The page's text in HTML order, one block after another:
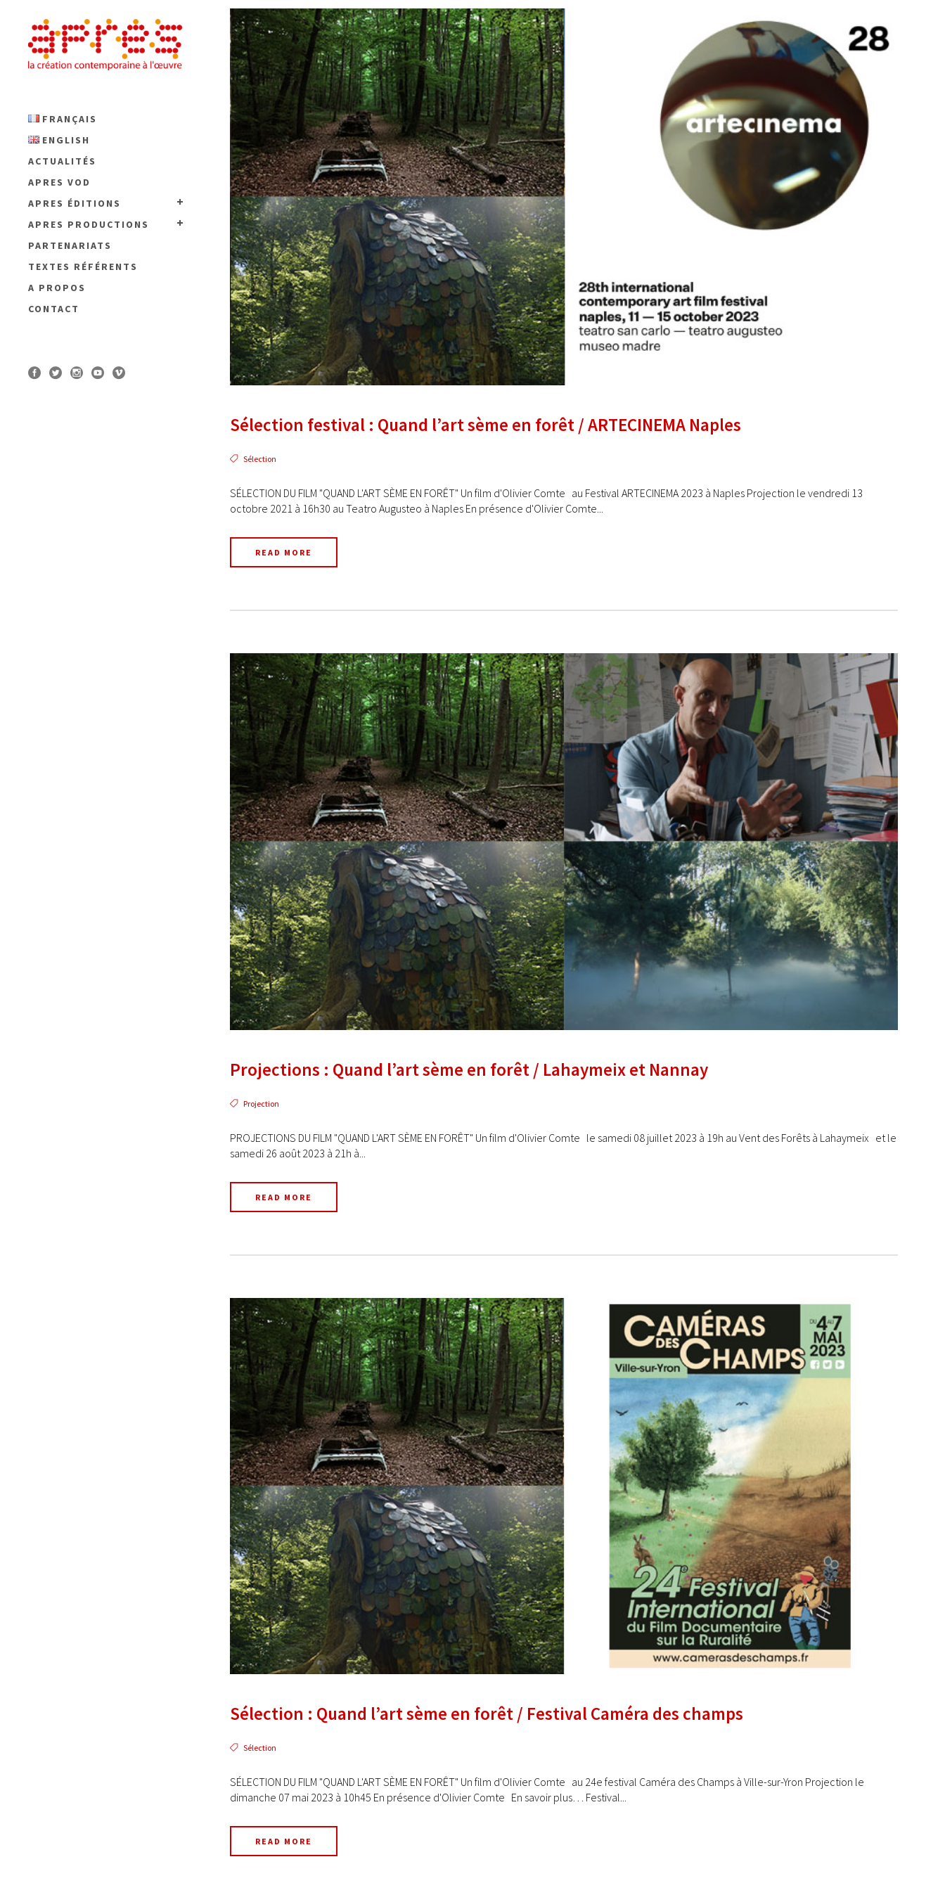
FRANÇAIS
ENGLISH
ACTUALITÉS
APRES VOD
APRES ÉDITIONS
APRES PRODUCTIONS
PARTENARIATS
TEXTES RÉFÉRENTS
A PROPOS
CONTACT
Sélection festival : Quand l’art sème en forêt / ARTECINEMA Naples
Sélection
SÉLECTION DU FILM "QUAND L'ART SÈME EN FORÊT" Un film d'Olivier Comte au Festival ARTECINEMA 2023 à Naples Projection le vendredi 13
octobre 2021 à 16h30 au Teatro Augusteo à Naples En présence d'Olivier Comte...
READ MORE
Projections : Quand l’art sème en forêt / Lahaymeix et Nannay
Projection
PROJECTIONS DU FILM "QUAND L'ART SÈME EN FORÊT" Un film d'Olivier Comte le samedi 08 juillet 2023 à 19h au Vent des Forêts à Lahaymeix et le
samedi 26 août 2023 à 21h à...
READ MORE
Sélection : Quand l’art sème en forêt / Festival Caméra des champs
Sélection
SÉLECTION DU FILM "QUAND L'ART SÈME EN FORÊT" Un film d'Olivier Comte au 24e festival Caméra des Champs à Ville-sur-Yron Projection le
dimanche 07 mai 2023 à 10h45 En présence d'Olivier Comte En savoir plus… Festival...
READ MORE